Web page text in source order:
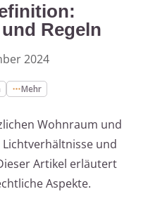
Regeln
2024
Mehr
Wohnraum und
und
Artikel erläutert
Aspekte.